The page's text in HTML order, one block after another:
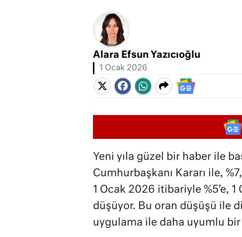
Alara Efsun Yazıcıoğlu
1 Ocak 2026
Yeni yıla güzel bir haber ile
Cumhurbaşkanı Kararı ile,
1 Ocak 2026 itibariyle %5’e,
düşüyor. Bu oran düşüşü ile
uygulama ile daha uyumlu